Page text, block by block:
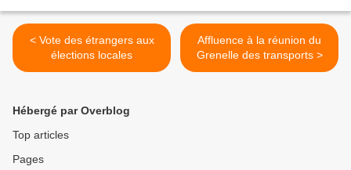
< Vote des étrangers aux
élections locales
Affluence à la réunion du
Grenelle des transports >
Hébergé par Overblog
Top articles
Pages